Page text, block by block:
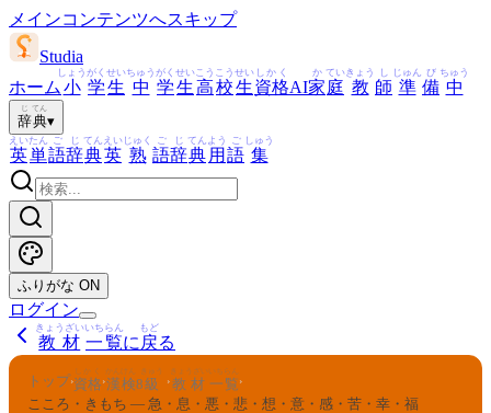
メインコンテンツへスキップ
Studia
ホーム 小
しょう
学
がく
生
せい
中
ちゅう
学
がく
生
せい
高
こう
校
こう
生
せい
資格
しかく
AI家
か
庭
てい
教
きょう
師
し
準
じゅん
備
び
中
ちゅう
辞
じ
典
てん
▾
英
えい
単
たん
語
ご
辞
じ
典
てん
英
えい
熟
じゅく
語
ご
辞
じ
典
てん
用
よう
語
ご
集
しゅう
ふりがな ON
ログイン
教材
きょうざい
一覧
いちらん
に 戻
もど
る
トップ›資格
しかく
›漢検
かんけん
8級
きゅう
› 教材
きょうざい
一覧
いちらん
›
こころ・きもち — 急・息・悪・悲・想・意・感・苦・幸・福